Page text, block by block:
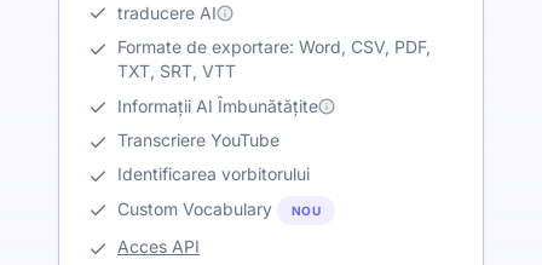
traducere AI
Formate de exportare: Word, CSV, PDF,
TXT, SRT, VTT
Informații AI Îmbunătățite
Transcriere YouTube
Identificarea vorbitorului
Custom Vocabulary
NOU
Acces API